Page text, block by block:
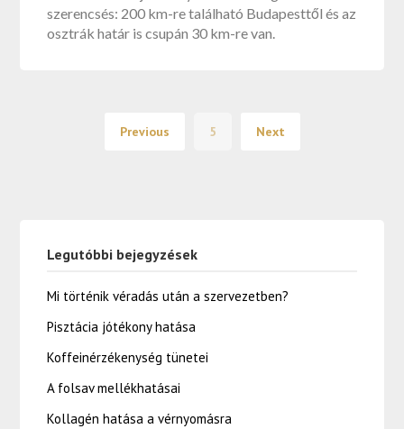
szerencsés: 200 km-re található Budapesttől és az
osztrák határ is csupán 30 km-re van.
Previous 5 Next
Legutóbbi bejegyzések
Mi történik véradás után a szervezetben?
Pisztácia jótékony hatása
Koffeinérzékenység tünetei
A folsav mellékhatásai
Kollagén hatása a vérnyomásra